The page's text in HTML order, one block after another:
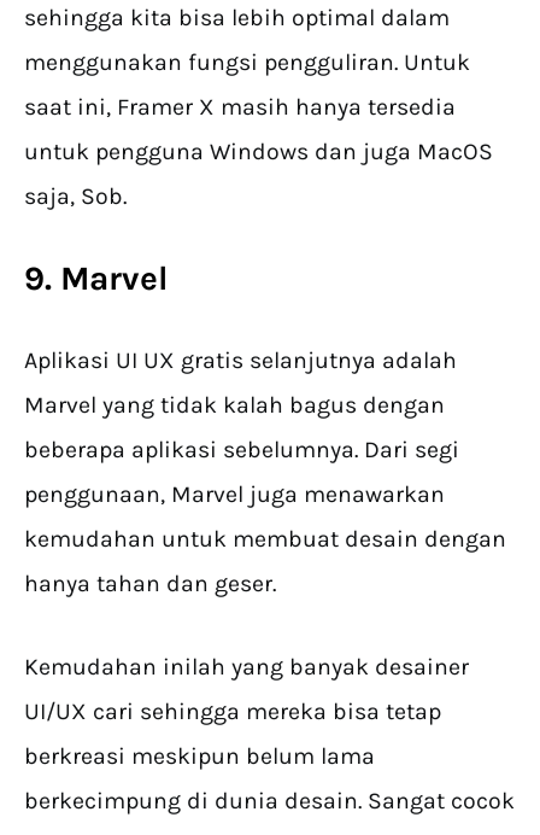
sehingga kita bisa lebih optimal dalam
menggunakan fungsi pengguliran. Untuk
saat ini, Framer X masih hanya tersedia
untuk pengguna Windows dan juga MacOS
saja, Sob.
9. Marvel
Aplikasi UI UX gratis selanjutnya adalah
Marvel yang tidak kalah bagus dengan
beberapa aplikasi sebelumnya. Dari segi
penggunaan, Marvel juga menawarkan
kemudahan untuk membuat desain dengan
hanya tahan dan geser.
Kemudahan inilah yang banyak desainer
UI/UX cari sehingga mereka bisa tetap
berkreasi meskipun belum lama
berkecimpung di dunia desain. Sangat cocok